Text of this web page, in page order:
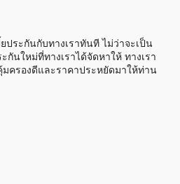
ประกันกับทางเราทันที ไม่ว่าจะเป็น
นใหม่ที่ทางเราได้จัดหาให้ ทางเรา
ครองดีและราคาประหยัดมาให้ท่าน